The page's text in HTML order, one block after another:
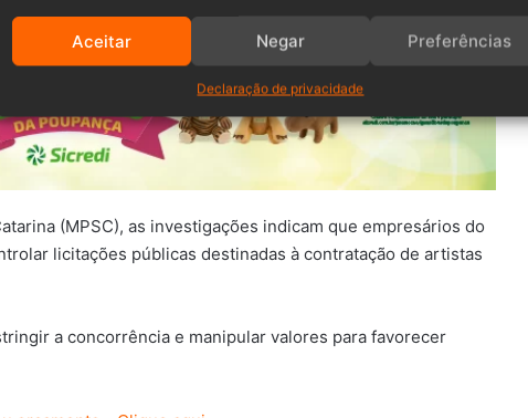
Aceitar Negar Preferências
Declaração de privacidade
(MPSC), as investigações indicam que empresários do
licitações públicas destinadas à contratação de artistas
a concorrência e manipular valores para favorecer